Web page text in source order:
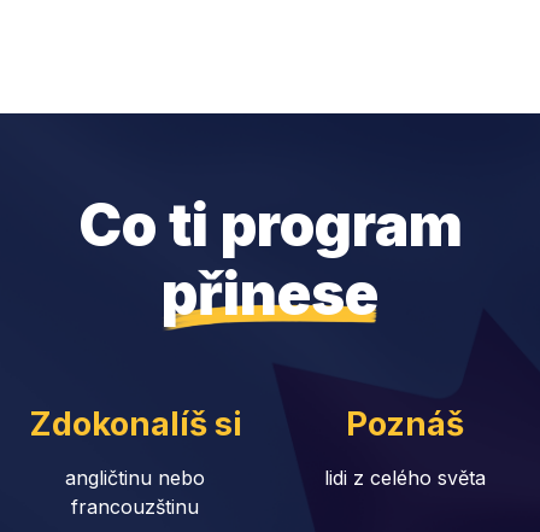
Co ti program
přinese
Zdokonalíš si
angličtinu nebo
francouzštinu
Poznáš
lidi z celého světa